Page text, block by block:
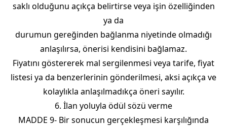
saklı olduğunu açıkça belirtirse veya işin özelliğinden
ya da
durumun gereğinden bağlanma niyetinde olmadığı
anlaşılırsa, önerisi kendisini bağlamaz.
Fiyatını göstererek mal sergilenmesi veya tarife, fiyat
listesi ya da benzerlerinin gönderilmesi, aksi açıkça ve
kolaylıkla anlaşılmadıkça öneri sayılır.
6. İlan yoluyla ödül sözü verme
MADDE 9- Bir sonucun gerçekleşmesi karşılığında